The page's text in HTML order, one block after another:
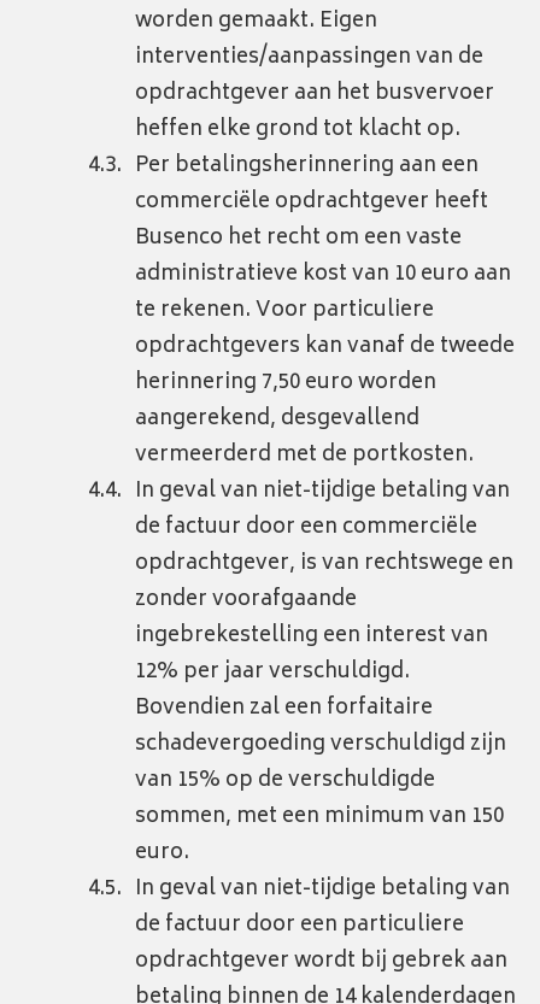
worden gemaakt. Eigen
interventies/aanpassingen van de
opdrachtgever aan het busvervoer
heffen elke grond tot klacht op.
Per betalingsherinnering aan een
commerciële opdrachtgever heeft
Busenco het recht om een vaste
administratieve kost van 10 euro aan
te rekenen. Voor particuliere
opdrachtgevers kan vanaf de tweede
herinnering 7,50 euro worden
aangerekend, desgevallend
vermeerderd met de portkosten.
In geval van niet-tijdige betaling van
de factuur door een commerciële
opdrachtgever, is van rechtswege en
zonder voorafgaande
ingebrekestelling een interest van
12% per jaar verschuldigd.
Bovendien zal een forfaitaire
schadevergoeding verschuldigd zijn
van 15% op de verschuldigde
sommen, met een minimum van 150
euro.
In geval van niet-tijdige betaling van
de factuur door een particuliere
opdrachtgever wordt bij gebrek aan